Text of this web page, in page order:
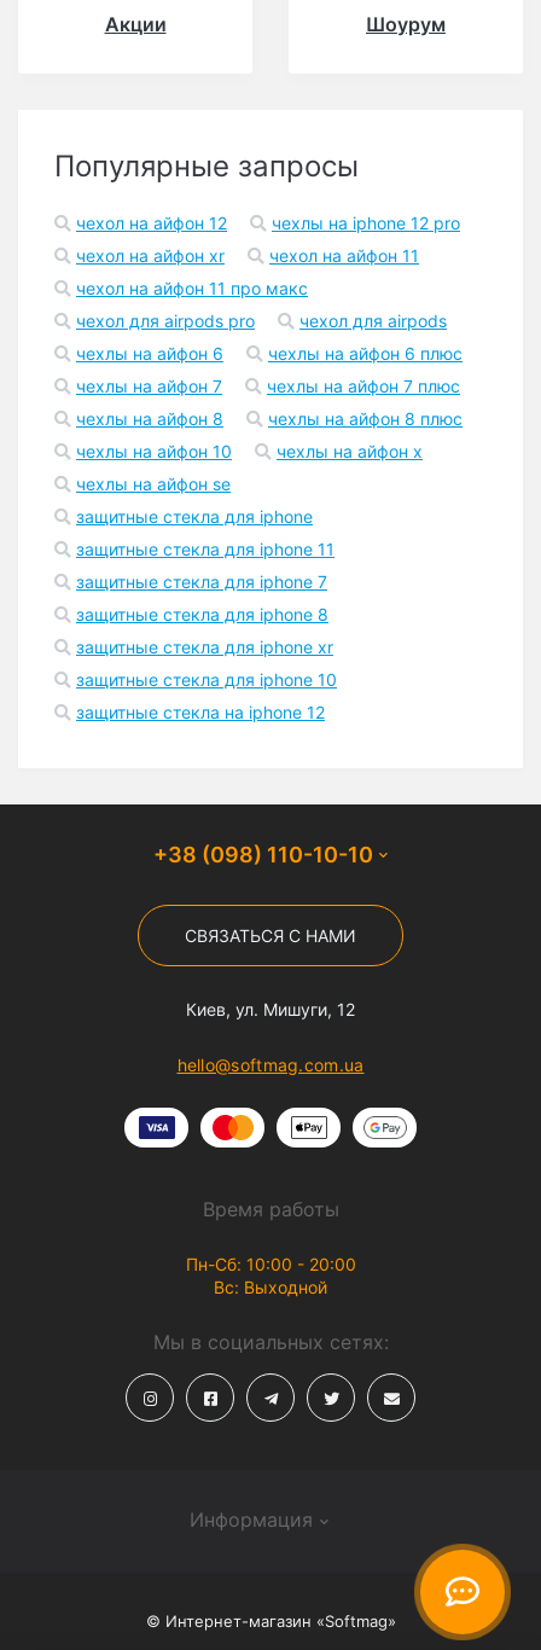
Акции Шоурум
Популярные запросы
чехол на айфон 12
чехлы на iphone 12 pro
чехол на айфон xr
чехол на айфон 11
чехол на айфон 11 про макс
чехол для airpods pro
чехол для airpods
чехлы на айфон 6
чехлы на айфон 6 плюс
чехлы на айфон 7
чехлы на айфон 7 плюс
чехлы на айфон 8
чехлы на айфон 8 плюс
чехлы на айфон 10
чехлы на айфон x
чехлы на айфон se
защитные стекла для iphone
защитные стекла для iphone 11
защитные стекла для iphone 7
защитные стекла для iphone 8
защитные стекла для iphone xr
защитные стекла для iphone 10
защитные стекла на iphone 12
+38 (098) 110-10-10
СВЯЗАТЬСЯ С НАМИ
Киев, ул. Мишуги, 12
hello@softmag.com.ua
Информация
Время работы
Пн-Сб: 10:00 - 20:00
Вс: Выходной
Мы в социальных сетях:
© Интернет-магазин «Softmag»